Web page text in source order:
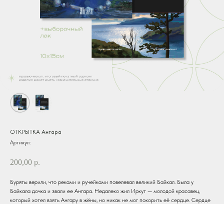
ОТКРЫТКА Ангара
Артикул:
200,00 р.
Буряты верили, что реками и ручейками повелевал великий Байкал. Была у
Байкала дочка и звали ее Ангара. Недалеко жил Иркут — молодой красавец,
который хотел взять Ангару в жёны, но никак не мог покорить её сердце. Сердце